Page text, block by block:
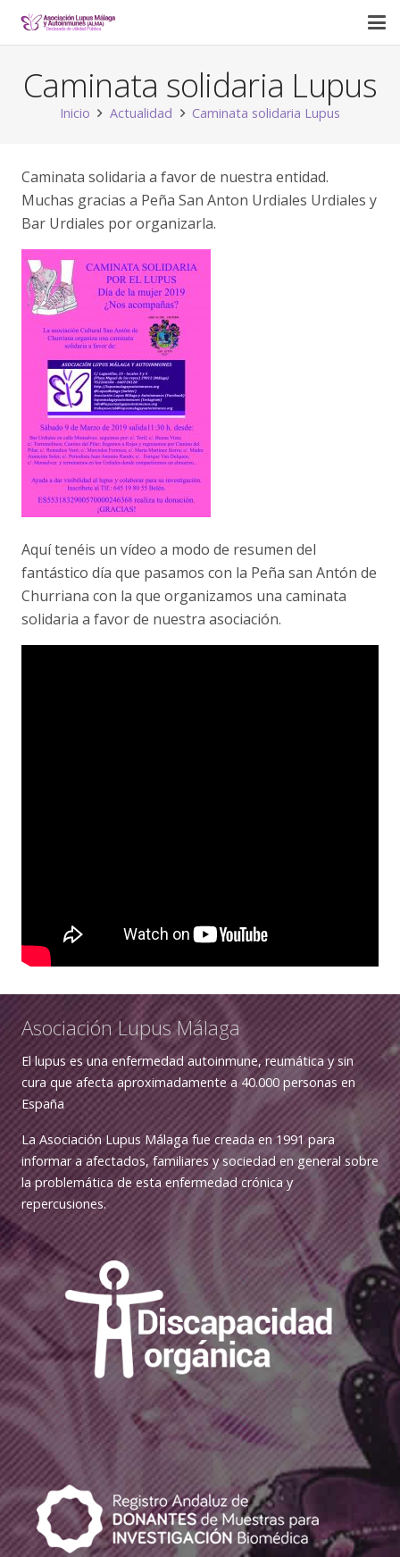
Caminata solidaria Lupus
Inicio Actualidad Caminata solidaria Lupus
Caminata solidaria a favor de nuestra entidad.
Muchas gracias a Peña San Anton Urdiales Urdiales y
Bar Urdiales por organizarla.
Aquí tenéis un vídeo a modo de resumen del
fantástico día que pasamos con la Peña san Antón de
Churriana con la que organizamos una caminata
solidaria a favor de nuestra asociación.
Asociación Lupus Málaga
El lupus es una enfermedad autoinmune, reumática y sin
cura que afecta aproximadamente a 40.000 personas en
España
La Asociación Lupus Málaga fue creada en 1991 para
informar a afectados, familiares y sociedad en general sobre
la problemática de esta enfermedad crónica y
repercusiones.